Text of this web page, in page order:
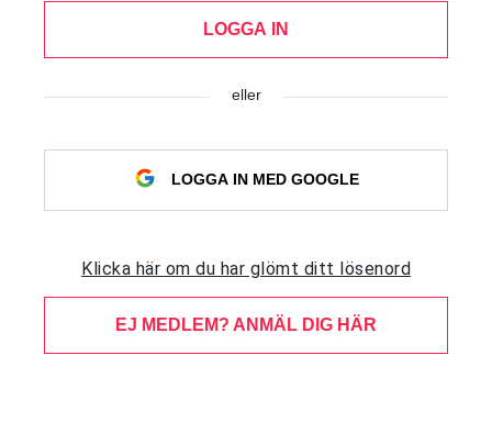
LOGGA IN
eller
LOGGA IN MED GOOGLE
Klicka här om du har glömt ditt lösenord
EJ MEDLEM? ANMÄL DIG HÄR